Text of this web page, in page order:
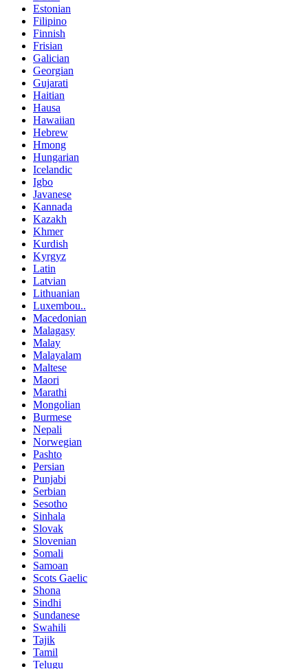
Estonian
Filipino
Finnish
Frisian
Galician
Georgian
Gujarati
Haitian
Hausa
Hawaiian
Hebrew
Hmong
Hungarian
Icelandic
Igbo
Javanese
Kannada
Kazakh
Khmer
Kurdish
Kyrgyz
Latin
Latvian
Lithuanian
Luxembou..
Macedonian
Malagasy
Malay
Malayalam
Maltese
Maori
Marathi
Mongolian
Burmese
Nepali
Norwegian
Pashto
Persian
Punjabi
Serbian
Sesotho
Sinhala
Slovak
Slovenian
Somali
Samoan
Scots Gaelic
Shona
Sindhi
Sundanese
Swahili
Tajik
Tamil
Telugu